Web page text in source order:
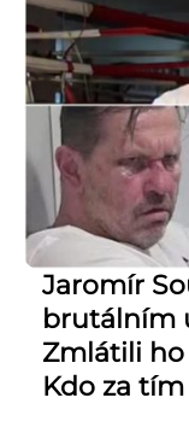
Jaromír
brutálním
Zmlátili
Kdo za